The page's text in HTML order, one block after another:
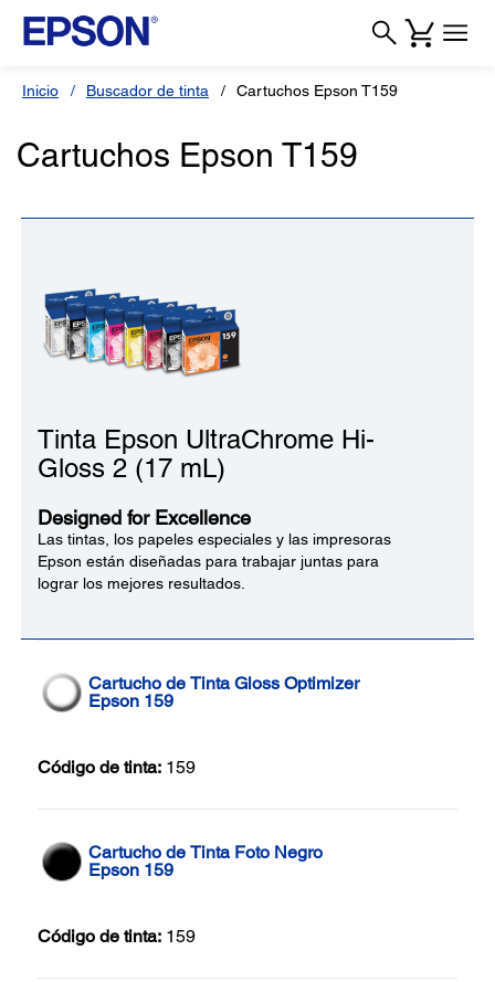
Inicio Buscador de tinta Cartuchos Epson T159
Cartuchos Epson T159
Tinta Epson UltraChrome Hi-
Gloss 2 (17 mL)
Designed for Excellence
Las tintas, los papeles especiales y las impresoras
Epson están diseñadas para trabajar juntas para
lograr los mejores resultados.
Cartucho de Tinta Gloss Optimizer
Epson 159
Código de tinta: 159
Cartucho de Tinta Foto Negro
Epson 159
Código de tinta: 159